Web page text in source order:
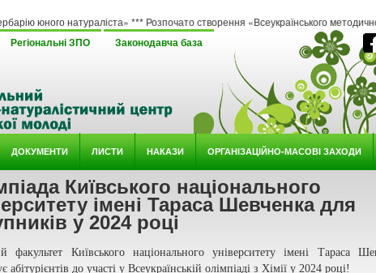
*** Розпочато створення «Всеукраїнського методичного
Регіональні ЗПО Законодавча база
ДОКУМЕНТИ ЛИСТИ НАКАЗИ ОРГАНІЗАЦІЙНО-МАСОВІ ЗАХОДИ
Київського національного
імені Тараса Шевченка для
у 2024 році
факультет Київського національного університету імені Тараса
абітурієнтів до участі у Всеукраїнській олімпіаді з Хімії у 2024 році!